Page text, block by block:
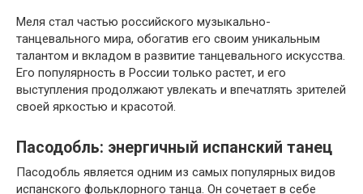
Меля стал частью российского музыкально-
танцевального мира, обогатив его своим уникальным
талантом и вкладом в развитие танцевального искусства.
Его популярность в России только растет, и его
выступления продолжают увлекать и впечатлять зрителей
своей яркостью и красотой.
Пасодобль: энергичный испанский танец
Пасодобль является одним из самых популярных видов
испанского фольклорного танца. Он сочетает в себе